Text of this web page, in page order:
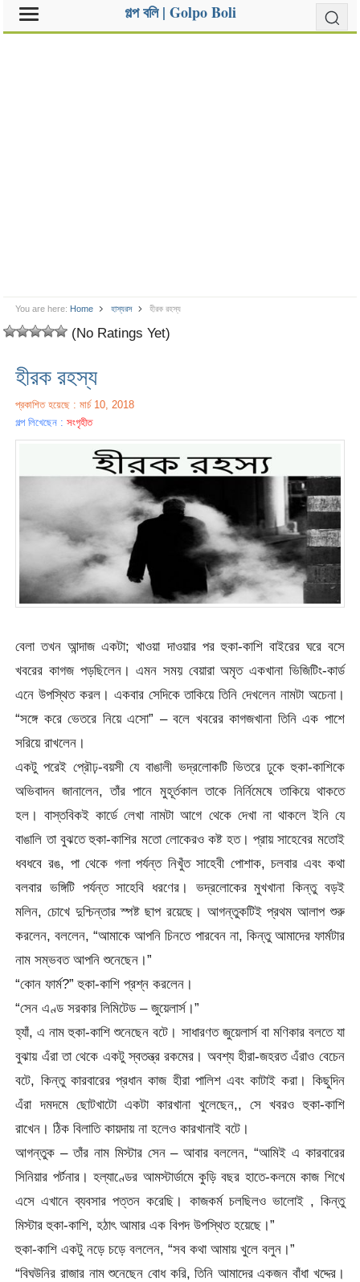
গল্প বলি | Golpo Boli
You are here: Home হাস্যরস হীরক রহস্য
(No Ratings Yet)
হীরক রহস্য
প্রকাশিত হয়েছে : মার্চ 10, 2018
গল্প লিখেছেন :সংগৃহীত
বেলা তখন আন্দাজ একটা; খাওয়া দাওয়ার পর হুকা-কাশি বাইরের ঘরে বসে
খবরের কাগজ পড়ছিলেন। এমন সময় বেয়ারা অমৃত একখানা ভিজিটিং-কার্ড
এনে উপস্থিত করল। একবার সেদিকে তাকিয়ে তিনি দেখলেন নামটা অচেনা।
“সঙ্গে করে ভেতরে নিয়ে এসো” – বলে খবরের কাগজখানা তিনি এক পাশে
সরিয়ে রাখলেন।
একটু পরেই প্রৌঢ়-বয়সী যে বাঙালী ভদ্রলোকটি ভিতরে ঢুকে হুকা-কাশিকে
অভিবাদন জানালেন, তাঁর পানে মুহূর্তকাল তাকে নির্নিমেষে তাকিয়ে থাকতে
হল। বাস্তবিকই কার্ডে লেখা নামটা আগে থেকে দেখা না থাকলে ইনি যে
বাঙালি তা বুঝতে হুকা-কাশির মতো লোকেরও কষ্ট হত। প্রায় সাহেবের মতোই
ধবধবে রঙ, পা থেকে গলা পর্যন্ত নিখুঁত সাহেবী পোশাক, চলবার এবং কথা
বলবার ভঙ্গিটি পর্যন্ত সাহেবি ধরণের। ভদ্রলোকের মুখখানা কিন্তু বড়ই
মলিন, চোখে দুশ্চিন্তার স্পষ্ট ছাপ রয়েছে। আগন্তুকটিই প্রথম আলাপ শুরু
করলেন, বললেন, “আমাকে আপনি চিনতে পারবেন না, কিন্তু আমাদের ফার্মটার
নাম সম্ভবত আপনি শুনেছেন।”
“কোন ফার্ম?” হুকা-কাশি প্রশ্ন করলেন।
“সেন এণ্ড সরকার লিমিটেড – জুয়েলার্স।”
হ্যাঁ, এ নাম হুকা-কাশি শুনেছেন বটে। সাধারণত জুয়েলার্স বা মণিকার বলতে যা
বুঝায় এঁরা তা থেকে একটু স্বতন্ত্র রকমের। অবশ্য হীরা-জহরত এঁরাও বেচেন
বটে, কিন্তু কারবারের প্রধান কাজ হীরা পালিশ এবং কাটাই করা। কিছুদিন
এঁরা দমদমে ছোটখাটো একটা কারখানা খুলেছেন,, সে খবরও হুকা-কাশি
রাখেন। ঠিক বিলাতি কায়দায় না হলেও কারখানাই বটে।
আগন্তুক – তাঁর নাম মিস্টার সেন – আবার বললেন, “আমিই এ কারবারের
সিনিয়ার পর্টনার। হল্যাণ্ডের আমস্টার্ডামে কুড়ি বছর হাতে-কলমে কাজ শিখে
এসে এখানে ব্যবসার পত্তন করেছি। কাজকর্ম চলছিলও ভালোই , কিন্তু
মিস্টার হুকা-কাশি, হঠাৎ আমার এক বিপদ উপস্থিত হয়েছে।”
হুকা-কাশি একটু নড়ে চড়ে বললেন, “সব কথা আমায় খুলে বলুন।”
“বিঘউনির রাজার নাম শুনেছেন বোধ করি, তিনি আমাদের একজন বাঁধা খদ্দের।